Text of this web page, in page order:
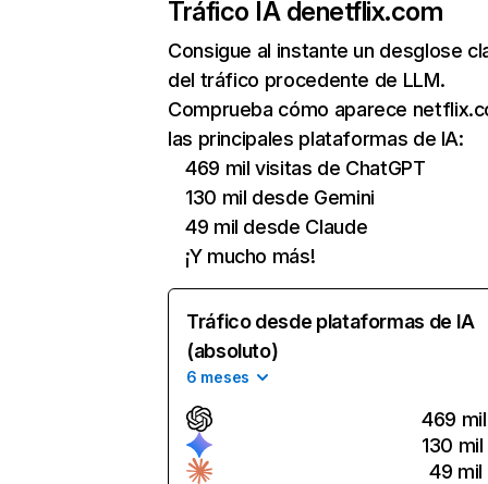
Tráfico IA denetflix.com
Consigue al instante un desglose
del tráfico procedente de LLM.
Comprueba cómo aparece
las principales plataformas de IA:
469 mil visitas de ChatGPT
130 mil desde Gemini
49 mil desde Claude
¡Y mucho más!
Tráfico desde plataformas de IA
(absoluto)
6 meses
469 mil
130 mil
49 mil